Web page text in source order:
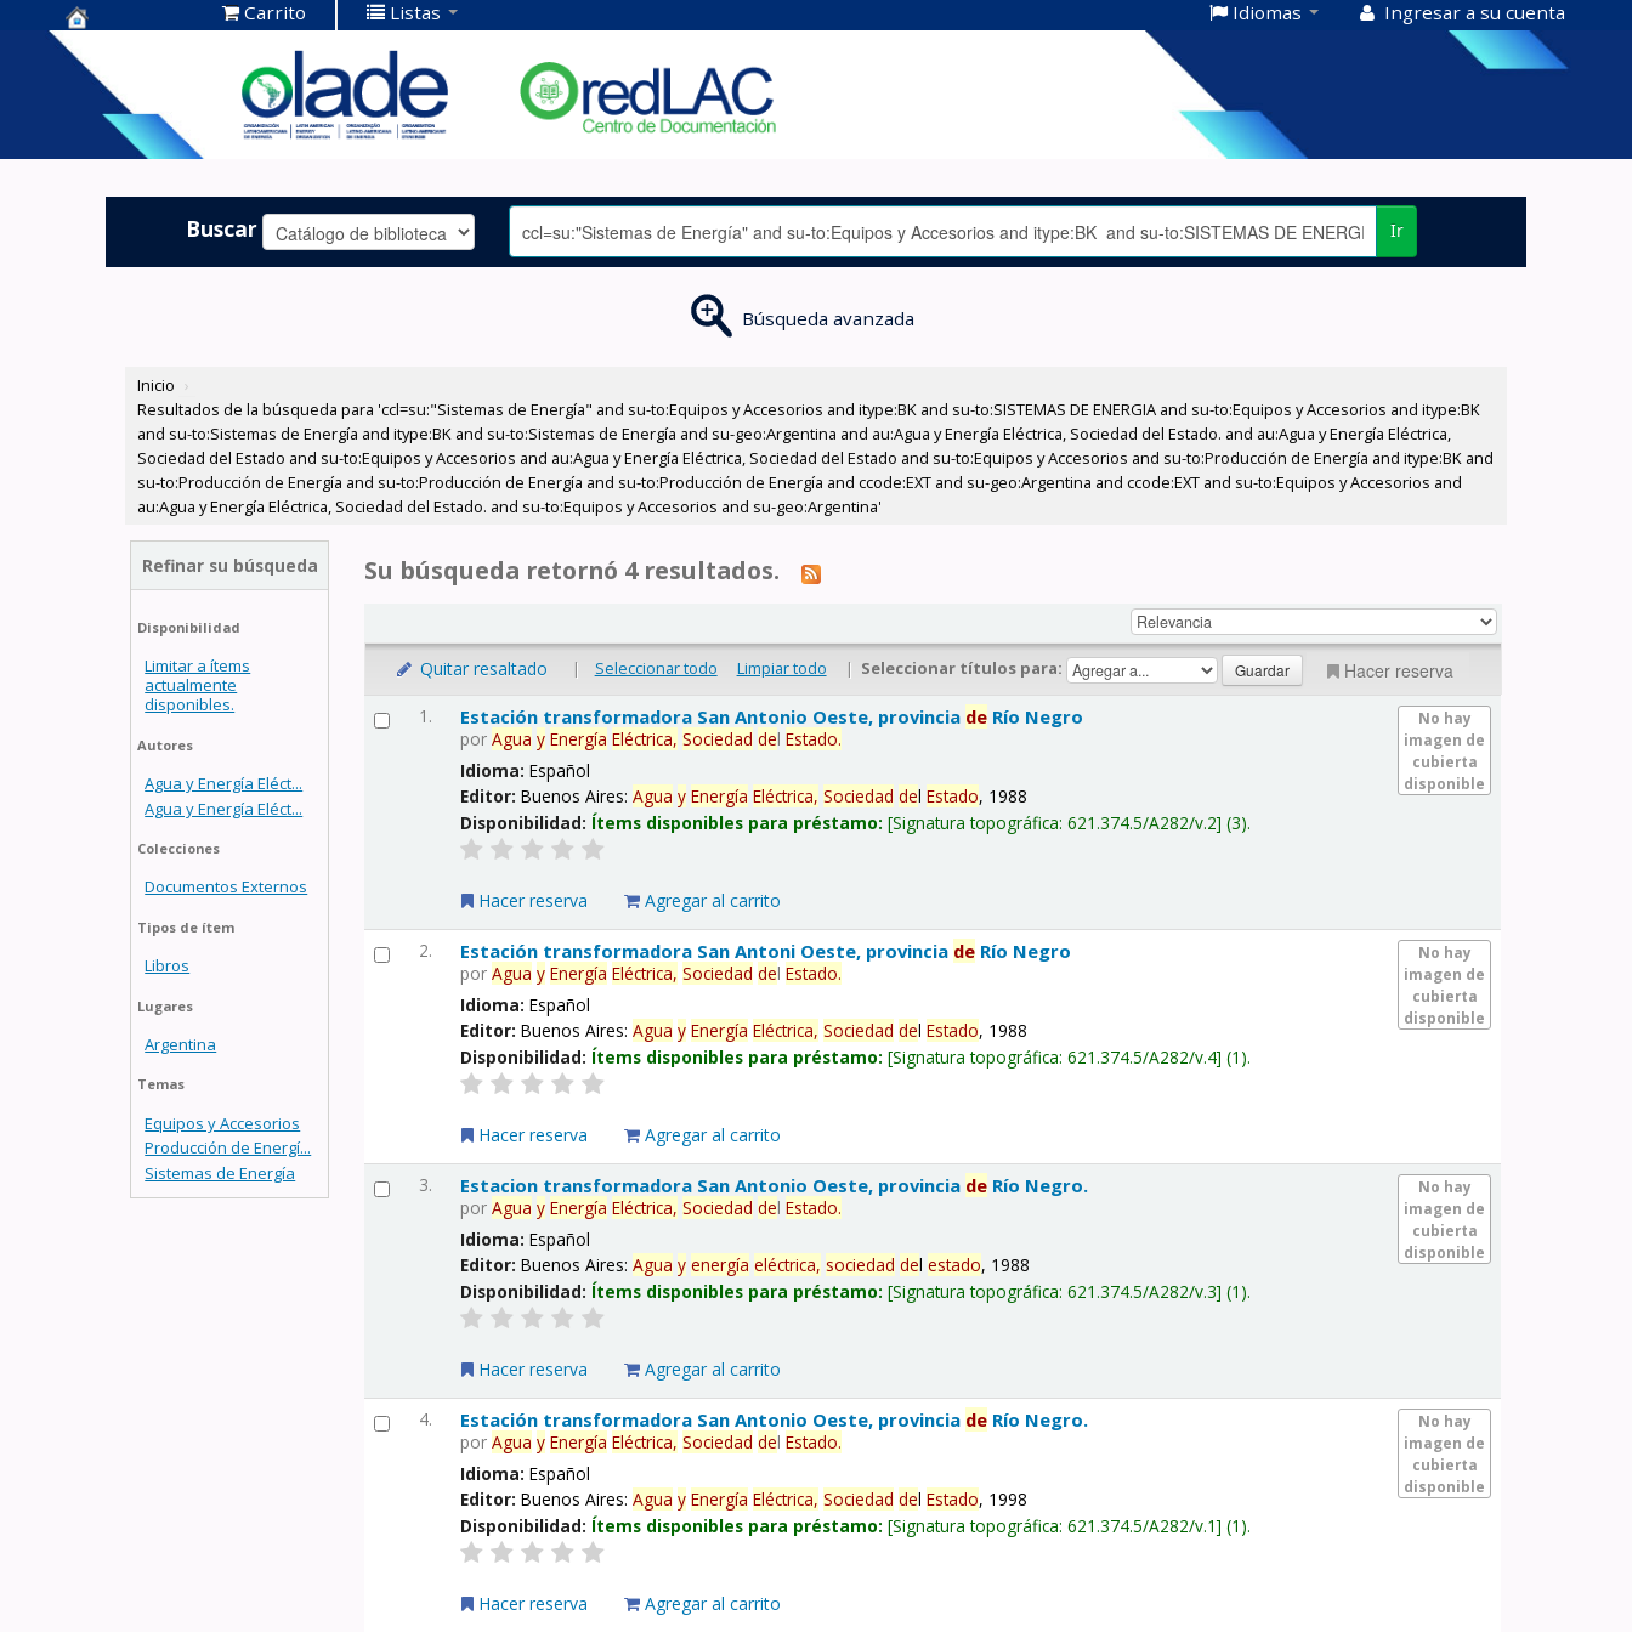
Centro de
Documentación
OLADE -
Carrito Listas Idiomas Ingresar a su cuenta
Buscar Ir
Búsqueda avanzada
Inicio ›
Resultados de la búsqueda para 'ccl=su:"Sistemas de Energía" and su-to:Equipos y Accesorios and itype:BK and su-to:SISTEMAS DE ENERGIA and su-to:Equipos y Accesorios and itype:BK
and su-to:Sistemas de Energía and itype:BK and su-to:Sistemas de Energía and su-geo:Argentina and au:Agua y Energía Eléctrica, Sociedad del Estado. and au:Agua y Energía Eléctrica,
Sociedad del Estado and su-to:Equipos y Accesorios and au:Agua y Energía Eléctrica, Sociedad del Estado and su-to:Equipos y Accesorios and su-to:Producción de Energía and itype:BK and
su-to:Producción de Energía and su-to:Producción de Energía and su-to:Producción de Energía and ccode:EXT and su-geo:Argentina and ccode:EXT and su-to:Equipos y Accesorios and
au:Agua y Energía Eléctrica, Sociedad del Estado. and su-to:Equipos y Accesorios and su-geo:Argentina'
Refinar su búsqueda
Disponibilidad
Limitar a ítems
actualmente
disponibles.
Autores
Agua y Energía Eléct...
Agua y Energía Eléct...
Colecciones
Documentos Externos
Tipos de ítem
Libros
Lugares
Argentina
Temas
Equipos y Accesorios
Producción de Energí...
Sistemas de Energía
Su búsqueda retornó 4 resultados.
Quitar resaltado | Seleccionar todo Limpiar todo | Seleccionar títulos para: Hacer reserva
1.
No hay
imagen de
cubierta
disponible
Estación transformadora San Antonio Oeste, provincia de Río Negro
porAgua y Energía Eléctrica, Sociedad delEstado.
Idioma:Español
Editor:Buenos Aires:Agua y Energía Eléctrica, Sociedad delEstado, 1988
Disponibilidad: Ítems disponibles para préstamo: Signatura topográfica:621.374.5/A282/v.2 (3).
Hacer reserva Agregar al carrito
2.
No hay
imagen de
cubierta
disponible
Estación transformadora San Antoni Oeste, provincia de Río Negro
porAgua y Energía Eléctrica, Sociedad delEstado.
Idioma:Español
Editor:Buenos Aires:Agua y Energía Eléctrica, Sociedad delEstado, 1988
Disponibilidad: Ítems disponibles para préstamo: Signatura topográfica:621.374.5/A282/v.4 (1).
Hacer reserva Agregar al carrito
3.
No hay
imagen de
cubierta
disponible
Estacion transformadora San Antonio Oeste, provincia de Río Negro.
porAgua y Energía Eléctrica, Sociedad delEstado.
Idioma:Español
Editor:Buenos Aires:Agua y energía eléctrica, sociedad delestado, 1988
Disponibilidad: Ítems disponibles para préstamo: Signatura topográfica:621.374.5/A282/v.3 (1).
Hacer reserva Agregar al carrito
4.
No hay
imagen de
cubierta
disponible
Estación transformadora San Antonio Oeste, provincia de Río Negro.
porAgua y Energía Eléctrica, Sociedad delEstado.
Idioma:Español
Editor:Buenos Aires:Agua y Energía Eléctrica, Sociedad delEstado, 1998
Disponibilidad: Ítems disponibles para préstamo: Signatura topográfica:621.374.5/A282/v.1 (1).
Hacer reserva Agregar al carrito